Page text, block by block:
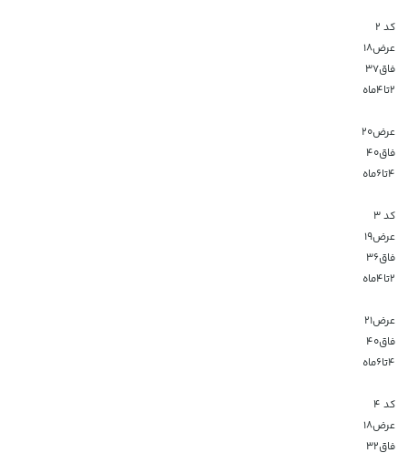
کد 2
عرض۱۸
فاق۳۷
۲تا۴ماه
عرض۲۰
فاق۴۰
۴تا۶ماه
کد 3
عرض۱۹
فاق۳۶
۲تا۴ماه
عرض۲۱
فاق۴۰
۴تا۶ماه
کد 4
عرض۱۸
فاق۳۲